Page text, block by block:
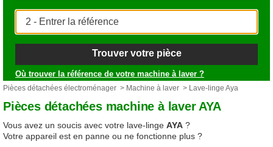
Trouver votre pièce
Où trouver la référence de votre machine à laver ?
Pièces détachées électroménager > Machine à laver > Lave-linge Aya
Pièces détachées machine à laver AYA
Vous avez un soucis avec votre lave-linge AYA ?
Votre appareil est en panne ou ne fonctionne plus ?